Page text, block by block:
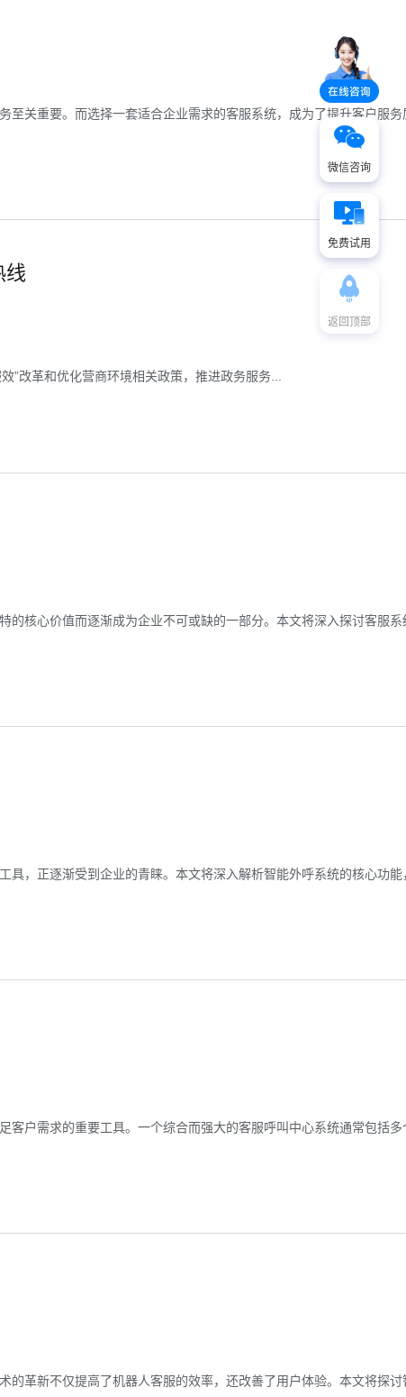
关重要。而选择一套适合企业需求的客服系统，成为了提升客户服务
线
改革和优化营商环境相关政策，推进政务服务...
核心价值而逐渐成为企业不可或缺的一部分。本文将深入探讨客服系
，正逐渐受到企业的青睐。本文将深入解析智能外呼系统的核心功能
户需求的重要工具。一个综合而强大的客服呼叫中心系统通常包括多
革新不仅提高了机器人客服的效率，还改善了用户体验。本文将探讨
微信咨询
免费试用
返回顶部